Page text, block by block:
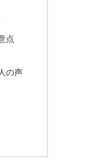
点
の声